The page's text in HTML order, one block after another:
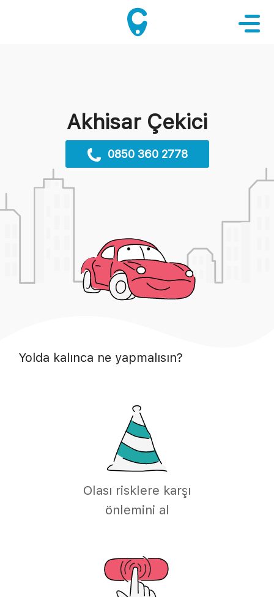
Akhisar Çekici
0850 360 2778
Yolda kalınca ne yapmalısın?
Olası risklere karşı
önlemini al